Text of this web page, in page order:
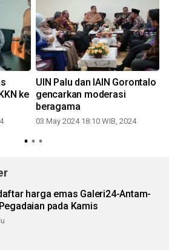
ke
UIN Palu dan IAIN Gorontalo
gencarkan moderasi
beragama
03 May 2024 18:10 WIB, 2024
harga emas Galeri24-Antam-
pada Kamis